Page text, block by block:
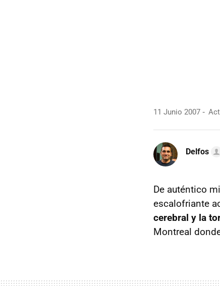
11 Junio 2007
Delfos
De auténtico
escalofriante
cerebral y la
Montreal